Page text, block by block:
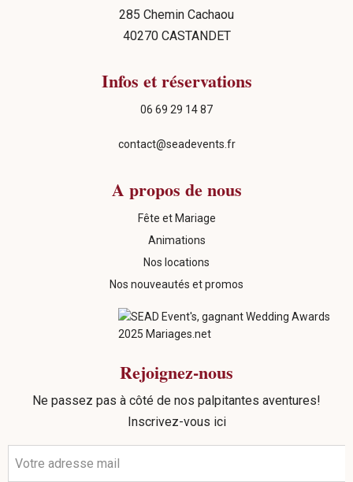
285 Chemin Cachaou
40270 CASTANDET
Infos et réservations
06 69 29 14 87
contact@seadevents.fr
A propos de nous
Fête et Mariage
Animations
Nos locations
Nos nouveautés et promos
Rejoignez-nous
Ne passez pas à côté de nos palpitantes aventures!
Inscrivez-vous ici